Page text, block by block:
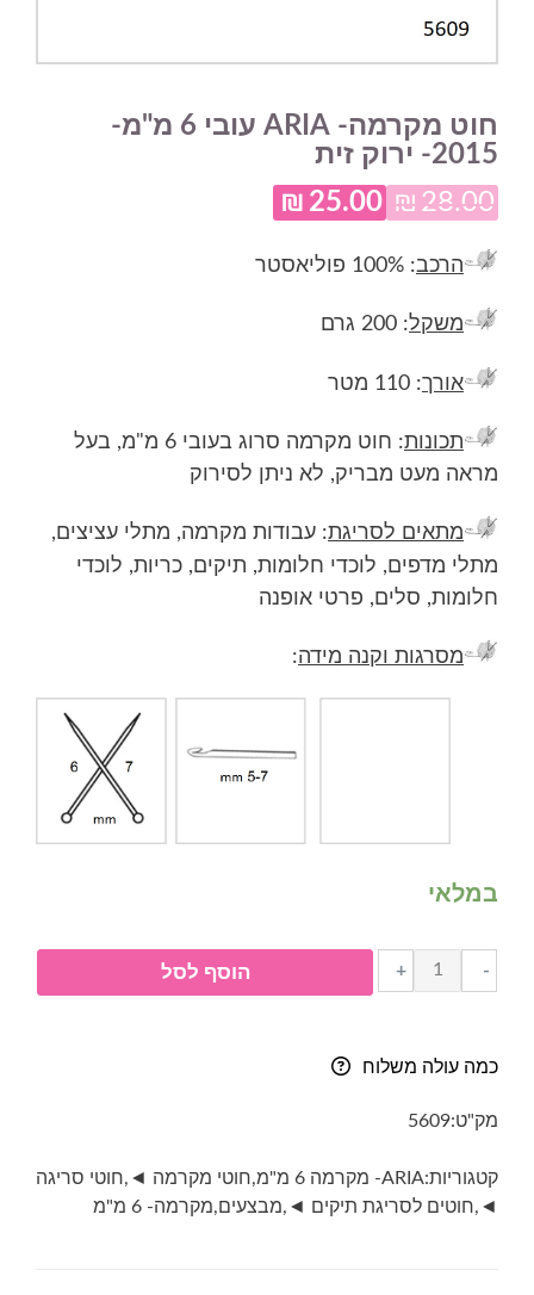
חוט מקרמה- ARIA עובי 6 מ"מ-
2015- ירוק זית
₪ 28.00
המחיר
המקורי
₪28.00.
₪ 25.00
הרכב: 100% פוליאסטר
משקל: 200 גרם
אורך: 110 מטר
תכונות
: חוט מקרמה סרוג בעובי 6 מ"מ, בעל
מראה מעט מבריק, לא ניתן לסירוק
מתאים לסריגת: עבודות מקרמה, מתלי עציצים,
מתלי מדפים, לוכדי חלומות, תיקים, כריות, לוכדי
חלומות, סלים, פרטי אופנה
מסרגות וקנה מידה:
במלאי
-
כמות
של
ARIA
+ הוסף לסל
כמה עולה משלוח
מק"ט:5609
קטגוריות:ARIA- מקרמה 6 מ"מ ,חוטי מקרמה ◄ ,חוטי סריגה
◄
,חוטים לסריגת תיקים ◄ ,מבצעים,מקרמה- 6 מ"מ